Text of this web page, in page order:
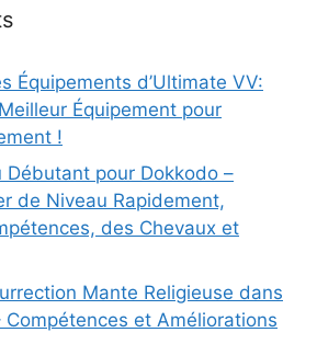
Équipements d’Ultimate VV:
Équipement pour
!
Débutant pour Dokkodo –
de Niveau Rapidement,
des Chevaux et
Mante Religieuse dans
et Améliorations